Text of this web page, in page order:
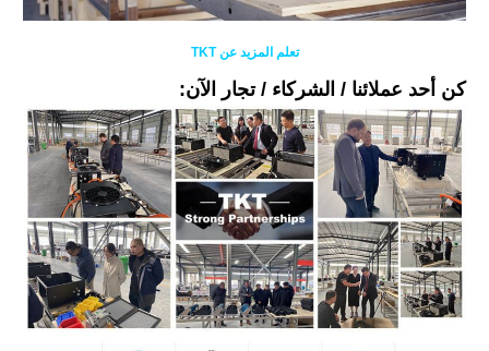
تعلم المزيد عن TKT
كن أحد عملائنا / الشركاء / تجار الآن: